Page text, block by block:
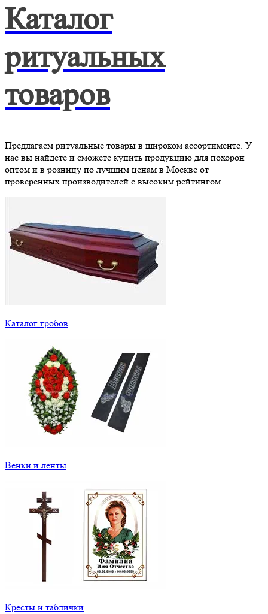
Каталог
ритуальных
товаров
Предлагаем ритуальные товары в широком ассортименте. У
нас вы найдете и сможете купить продукцию для похорон
оптом и в розницу по лучшим ценам в Москве от
проверенных производителей с высоким рейтингом.
Каталог гробов
Венки и ленты
Кресты и таблички